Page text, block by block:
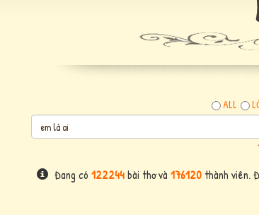
ALL
Đang có 122244bài thơ và 176120thành viên.